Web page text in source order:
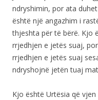
ndryshimin, por ata
është një angazhim i
thjeshta për të bërë. Kjo
rrjedhjen e jetës suaj,
rrjedhjen e jetës suaj
ndryshojnë jetën tuaj
Kjo është Urtësia që